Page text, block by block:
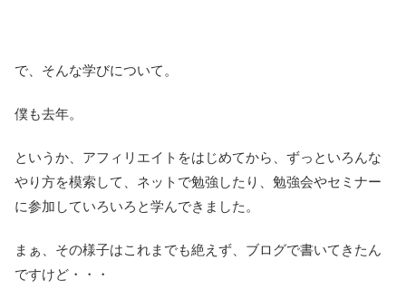
で、そんな学びについて。
僕も去年。
というか、アフィリエイトをはじめてから、ずっといろんな
やり方を模索して、ネットで勉強したり、勉強会やセミナー
に参加していろいろと学んできました。
まぁ、その様子はこれまでも絶えず、ブログで書いてきたん
ですけど・・・